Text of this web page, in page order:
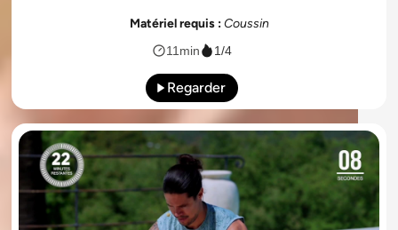
Matériel requis :Coussin
11min 1/4
Regarder